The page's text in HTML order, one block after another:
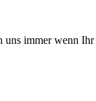
immer wenn